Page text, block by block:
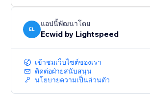
Ecwid Academy, advanced reporting
professional-level tips to stay ahead
elevate your business skills.
EL
แอปนี้พัฒนาโดย
Ecwid by Lightspeed
เข้าชมเว็บไซต์ของเรา
ติดต่อฝ่ายสนับสนุน
นโยบายความเป็นส่วนตัว